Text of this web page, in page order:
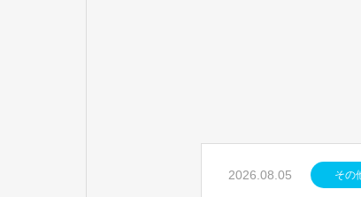
2026.08.05 その